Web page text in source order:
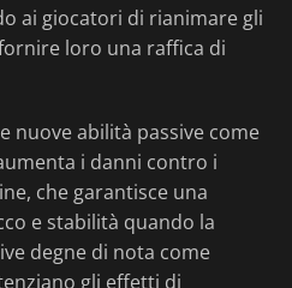
ai giocatori di rianimare gli
loro una raffica di
nuove abilità passive come
i danni contro i
che garantisce una
e stabilità quando la
degne di nota come
gli effetti di